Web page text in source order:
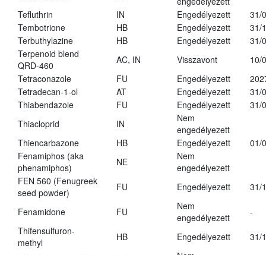
Tefluthrin
IN Engedélyezett
31/
Tembotrione
HB Engedélyezett
31/
Terbuthylazine
HB Engedélyezett
31/
Terpenoid blend
QRD-460
AC, IN Visszavont
10/
Tetraconazole
FU Engedélyezett
Tetradecan-1-ol
AT Engedélyezett
31/
Thiabendazole
FU Engedélyezett
31/
Thiacloprid
IN
Nem
engedélyezett
Thiencarbazone
HB Engedélyezett
01/
Fenamiphos (aka
phenamiphos)
NE
Nem
engedélyezett
FEN 560 (Fenugreek
seed powder)
FU Engedélyezett 31/
Fenamidone FU
Nem
engedélyezett
-
Thifensulfuron-
methyl
HB Engedélyezett 31/